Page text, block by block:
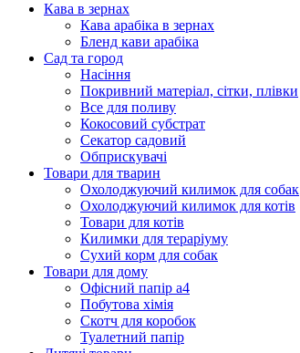
Кава в зернах
Кава арабіка в зернах
Бленд кави арабіка
Сад та город
Насіння
Покривний матеріал, сітки, плівки
Все для поливу
Кокосовий субстрат
Секатор садовий
Обприскувачі
Товари для тварин
Охолоджуючий килимок для собак
Охолоджуючий килимок для котів
Товари для котів
Килимки для тераріуму
Сухий корм для собак
Товари для дому
Офісний папір а4
Побутова хімія
Скотч для коробок
Туалетний папір